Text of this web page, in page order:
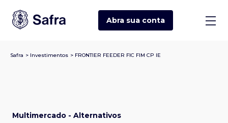
Abra sua conta
Safra > Investimentos > FRONTIER FEEDER FIC FIM CP IE
Multimercado - Alternativos